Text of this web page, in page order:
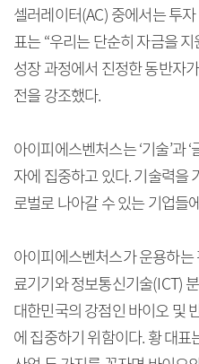
셀러레이터(AC) 중에서는 투
표는 “우리는 단순히 자금을
성장 과정에서 진정한 동반자
전을 강조했다.
아이피에스벤처스는 ‘기술’과
자에 집중하고 있다. 기술력을
로벌로 나아갈 수 있는 기업들
아이피에스벤처스가 운용하는
료기기와 정보통신기술(ICT)
대한민국의 강점인 바이오 및
에 집중하기 위함이다. 황 대